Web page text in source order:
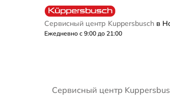
Сервисный центр Kuppersbusch в
Ежедневно с 9:00 до 21:00
Сервисный центр